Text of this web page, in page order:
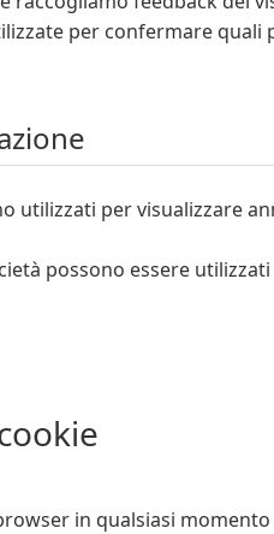
per confermare
utilizzati per visualizzare
possono essere
in qualsiasi